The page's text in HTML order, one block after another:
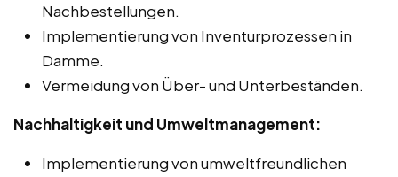
Nachbestellungen.
Implementierung von Inventurprozessen in
Damme.
Vermeidung von Über- und Unterbeständen.
Nachhaltigkeit und Umweltmanagement:
Implementierung von umweltfreundlichen